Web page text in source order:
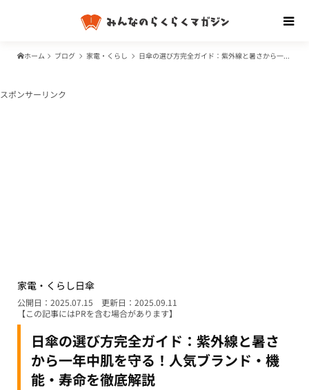
ホーム ブログ 家電・くらし 日傘の選び方完全ガイド：紫外線と暑さから一年中肌を守る！人気ブランド・機能・寿命を徹底解説
スポンサーリンク
家電・くらし日傘
日傘の選び方完全ガイド：紫外線と暑さ
から一年中肌を守る！人気ブランド・機
能・寿命を徹底解説
公開日：2025.07.15
更新日：2025.09.11
【この記事にはPRを含む場合があります】